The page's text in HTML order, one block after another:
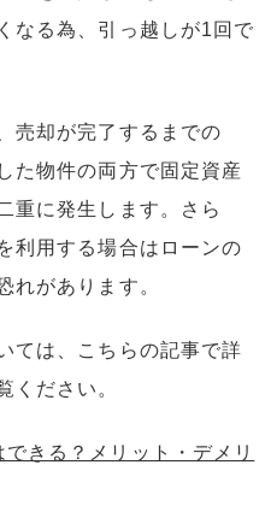
なる為、引っ越しが1回で
売却が完了するまでの
た物件の両方で固定資産
重に発生します。さら
利用する場合はローンの
れがあります。
ては、こちらの記事で詳
ください。
きる？メリット・デメリ